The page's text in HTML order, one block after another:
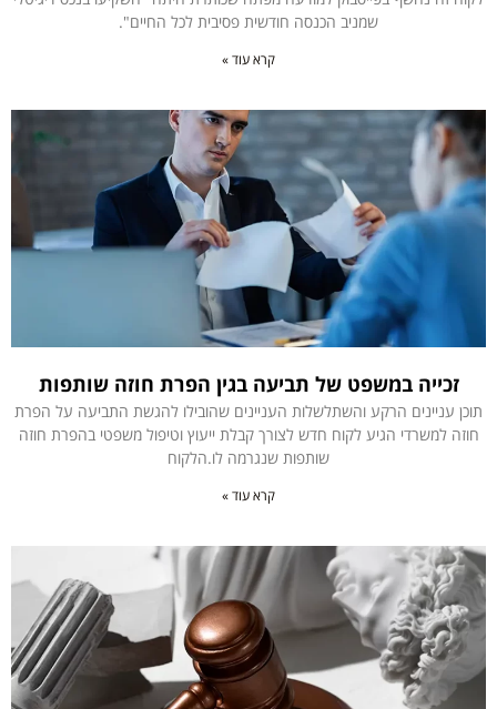
שמניב הכנסה חודשית פסיבית לכל החיים".
קרא עוד »
זכייה במשפט של תביעה בגין הפרת חוזה שותפות
תוכן עניינים הרקע והשתלשלות העניינים שהובילו להגשת התביעה על הפרת
חוזה למשרדי הגיע לקוח חדש לצורך קבלת ייעוץ וטיפול משפטי בהפרת חוזה
שותפות שנגרמה לו.הלקוח
קרא עוד »